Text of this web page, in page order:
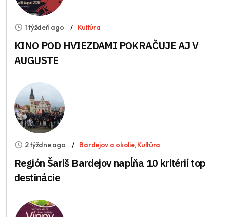
1 týždeň ago Kultúra
KINO POD HVIEZDAMI POKRAČUJE AJ V
AUGUSTE
2 týždne ago Bardejov a okolie,Kultúra
Región Šariš Bardejov napĺňa 10 kritérií top
destinácie